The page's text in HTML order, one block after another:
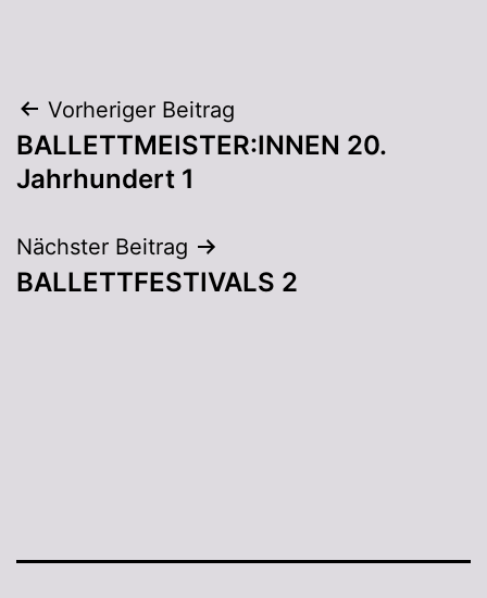
Vorheriger Beitrag
BALLETTMEISTER:INNEN 20.
Jahrhundert 1
Nächster Beitrag
BALLETTFESTIVALS 2